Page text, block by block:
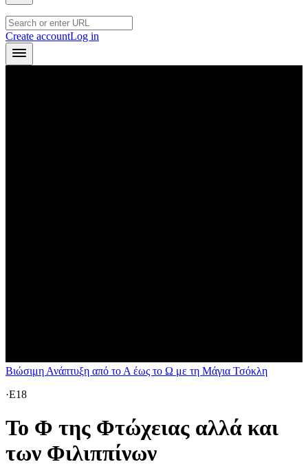
Create accountLog in
Βιώσιμη Ανάπτυξη από το Α έως το Ω με τη Μάγια Τσόκλη
·E18
To Φ της Φτώχειας αλλά και
των Φιλιππίνων